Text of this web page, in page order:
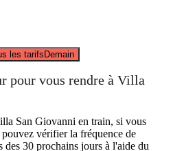
les tarifsDemain
pour vous rendre à Villa
San Giovanni en train, si vous
vérifier la fréquence de
des 30 prochains jours à l'aide du